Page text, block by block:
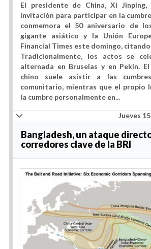
El presidente de China, Xi
invitación para participar en la
conmemora el 50 aniversario de
gigante asiático y la Unión
Financial Times este domingo,
Tradicionalmente, los actos se
alternada en Bruselas y en Pekín.
chino suele asistir a las
comunitario, mientras que el propio
la cumbre personalmente en...
Jueves
Bangladesh, un ataque
corredores clave de la BRI